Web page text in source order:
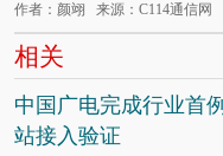
作者：颜翊 来源：C114通信网
相关
中国广电完成行业首
站接入验证